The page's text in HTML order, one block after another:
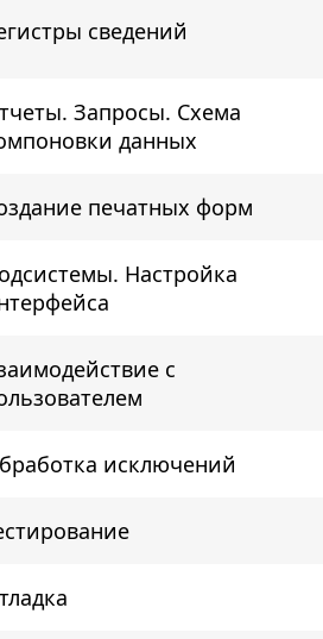
сведений
Запросы. Схема
данных
печатных форм
Настройка
с
исключений